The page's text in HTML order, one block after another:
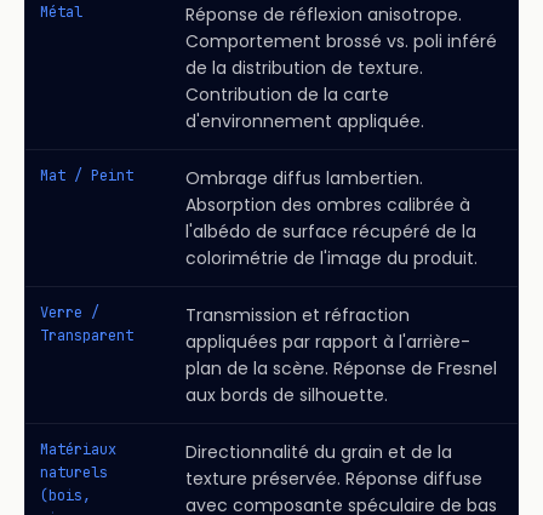
Métal
Réponse de réflexion anisotrope.
Comportement brossé vs. poli inféré
de la distribution de texture.
Contribution de la carte
d'environnement appliquée.
Mat / Peint
Ombrage diffus lambertien.
Absorption des ombres calibrée à
l'albédo de surface récupéré de la
colorimétrie de l'image du produit.
Verre /
Transparent
Transmission et réfraction
appliquées par rapport à l'arrière-
plan de la scène. Réponse de Fresnel
aux bords de silhouette.
Matériaux
naturels
(bois,
Directionnalité du grain et de la
texture préservée. Réponse diffuse
avec composante spéculaire de bas